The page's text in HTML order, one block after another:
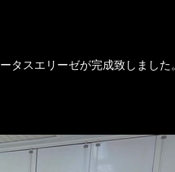
タスエリーゼが完成致しました。